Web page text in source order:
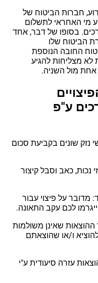
חברות הביטוח של
מי האחראי לתשלום
בסופו של דבר, אחד
הביטוח שלו
החובה הנוספת
מצליחות להגיע
אחת מול השניה.
ע"פ
נזק שונים בקביעת סכום
כאב וסבל קיצור
על פיצוי עבור
לכם עקב התאונה.
שאינן משולמות
ו/או שהוצאתם
עזרה סיעודית ע"י